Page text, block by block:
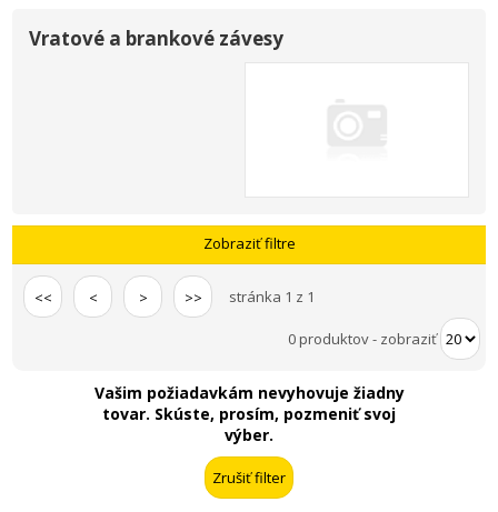
Vratové a brankové závesy
Zobraziť filtre
<< < > >> stránka 1 z 1
0 produktov- zobraziť
Vašim požiadavkám nevyhovuje žiadny
tovar. Skúste, prosím, pozmeniť svoj
výber.